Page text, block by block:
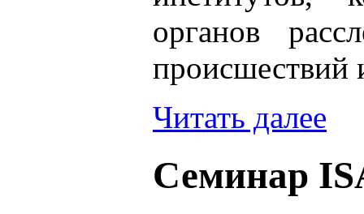
органов
происшествий
Читать далее
Семинар